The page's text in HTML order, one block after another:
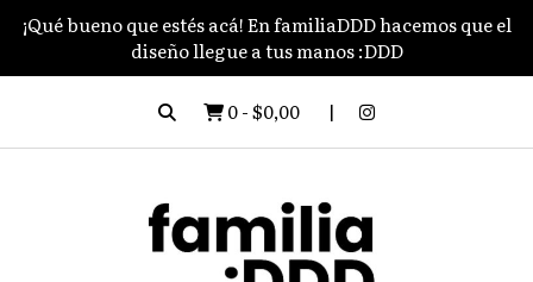
¡Qué bueno que estés acá! En familiaDDD hacemos que el
diseño llegue a tus manos :DDD
0-$0,00